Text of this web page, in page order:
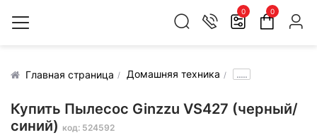
0 0
Главная страница Домашняя техника .....
Купить Пылесос Ginzzu VS427 (черный/
синий) код: 524592